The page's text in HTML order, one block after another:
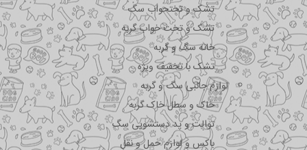
تشک و تختحواب سگ
تشک و تخت خواب گربه
خانه سگ و گربه
تشک با تخفیف ویژه
لوازم جانبی سگ و گربه
خاک و سطل خاک گربه
توالت و پد دستشویی سگ
باکس و لوازم حمل و نقل